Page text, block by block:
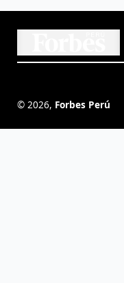
© 2026, Forbes Perú